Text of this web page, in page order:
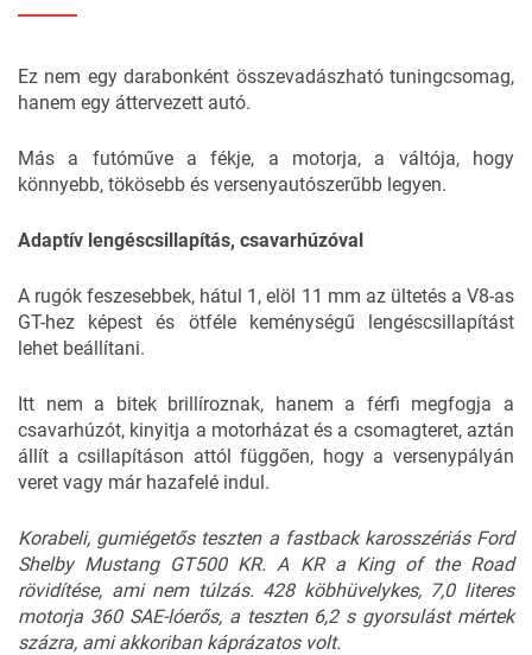
Ez nem egy darabonként összevadászható tuningcsomag,
hanem egy áttervezett autó.
Más a futóműve a fékje, a motorja, a váltója, hogy
könnyebb, tökösebb és versenyautószerűbb legyen.
Adaptív lengéscsillapítás, csavarhúzóval
A rugók feszesebbek, hátul 1, elöl 11 mm az ültetés a V8-as
GT-hez képest és ötféle keménységű lengéscsillapítást
lehet beállítani.
Itt nem a bitek brillíroznak, hanem a férfi megfogja a
csavarhúzót, kinyitja a motorházat és a csomagteret, aztán
állít a csillapításon attól függően, hogy a versenypályán
veret vagy már hazafelé indul.
Korabeli, gumiégetős teszten a fastback karosszériás Ford
Shelby Mustang GT500 KR. A KR a King of the Road
rövidítése, ami nem túlzás. 428 köbhüvelykes, 7,0 literes
motorja 360 SAE-lóerős, a teszten 6,2 s gyorsulást mértek
százra, ami akkoriban káprázatos volt.